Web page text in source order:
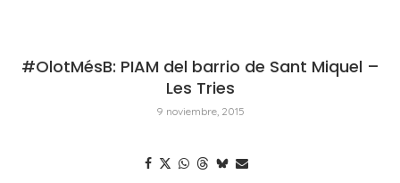
#OlotMésB: PIAM del barrio de Sant Miquel –
Les Tries
9 noviembre, 2015